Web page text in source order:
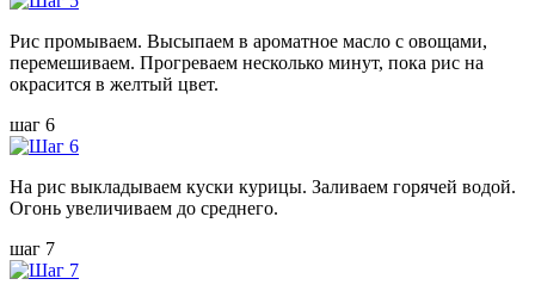
Рис промываем. Высыпаем в ароматное масло с овощами,
перемешиваем. Прогреваем несколько минут, пока рис на
окрасится в желтый цвет.
шаг 6
На рис выкладываем куски курицы. Заливаем горячей водой.
Огонь увеличиваем до среднего.
шаг 7